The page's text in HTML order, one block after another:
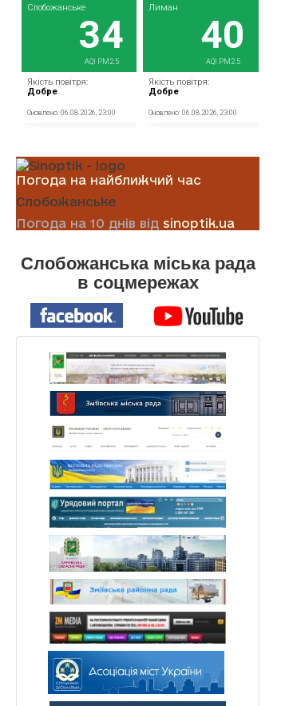
Погода на найближчий час
Слобожанське
Погода на 10 днів від sinoptik.ua
Слобожанська міська рада
в соцмережах